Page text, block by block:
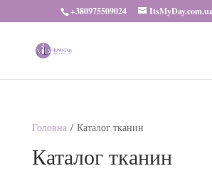
+380975509024
Головна/ Каталог тканин
Каталог тканин